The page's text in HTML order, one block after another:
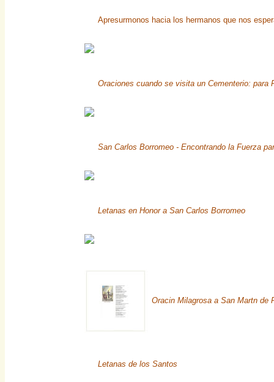
Apresurmonos hacia los hermanos que nos
Oraciones cuando se visita un Cementerio:
San Carlos Borromeo - Encontrando la Fuerza
Letanas en Honor a San Carlos Borromeo
Oracin Milagrosa a San Martn de
Letanas de los Santos